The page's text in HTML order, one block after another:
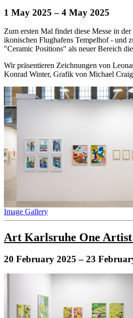
1 May 2025 – 4 May 2025
Zum ersten Mal findet diese Messe in
ikonischen Flughafens Tempelhof - und
"Ceramic Positions" als neuer Bereich
Wir präsentieren Zeichnungen von
Konrad Winter, Grafik von Michael
Image Gallery
Art Karlsruhe One Artist
20 February 2025 – 23